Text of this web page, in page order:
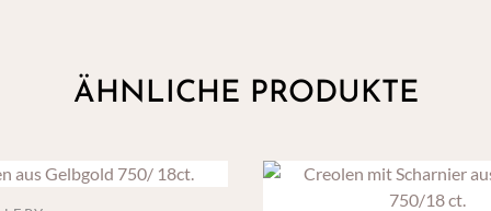
ÄHNLICHE PRODUKTE